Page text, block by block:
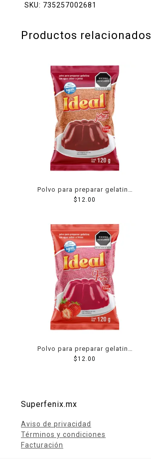
SKU: 735257002681
Productos relacionados
Polvo para preparar gelatina
Ideal de agua sabor jerez 120
$12.00
Polvo para preparar gelatina
Ideal de agua sabor fresa 120
$12.00
Superfenix.mx
Aviso de privacidad
Términos y condiciones
Facturación